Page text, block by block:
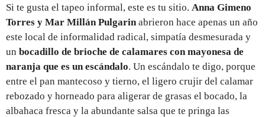
Si te gusta el tapeo informal, este es tu sitio. Anna Gimeno
Torres y Mar Millán Pulgarin abrieron hace apenas un año
este local de informalidad radical, simpatía desmesurada y
un bocadillo de brioche de calamares con mayonesa de
naranja que es un escándalo. Un escándalo te digo, porque
entre el pan mantecoso y tierno, el ligero crujir del calamar
rebozado y horneado para aligerar de grasas el bocado, la
albahaca fresca y la abundante salsa que te pringa las